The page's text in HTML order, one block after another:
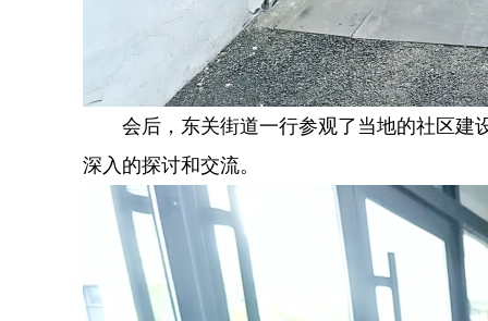
会后，东关街道一行参观了当地的社区建
深入的探讨和交流。